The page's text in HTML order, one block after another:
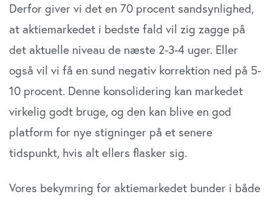
sociale medier, annonceringspartnere og
analysepartnere. Vores partnere kan kombinere disse
data med andre oplysninger, du har givet dem, eller som
de har indsamlet fra din brug af deres tjenester. Du
samtykker til vores cookies, hvis du fortsætter med at
anvende vores hjemmeside.
Derfor giver vi det en 70 procent sandsynlighed,
at aktiemarkedet i bedste fald vil zig zagge på
det aktuelle niveau de næste 2-3-4 uger. Eller
også vil vi få en sund negativ korrektion ned på 5-
10 procent. Denne konsolidering kan markedet
virkelig godt bruge, og den kan blive en god
platform for nye stigninger på et senere
tidspunkt, hvis alt ellers flasker sig.
Vores bekymring for aktiemarkedet bunder i både